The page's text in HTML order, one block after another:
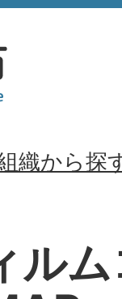
織から探
ル